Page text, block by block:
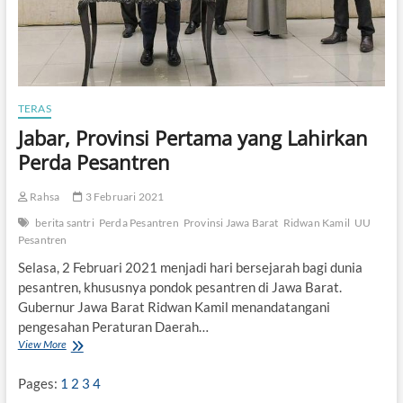
TERAS
Jabar, Provinsi Pertama yang Lahirkan
Perda Pesantren
Rahsa
3 Februari 2021
berita santri Perda Pesantren Provinsi Jawa Barat Ridwan Kamil UU
Pesantren
Selasa, 2 Februari 2021 menjadi hari bersejarah bagi dunia
pesantren, khususnya pondok pesantren di Jawa Barat.
Gubernur Jawa Barat Ridwan Kamil menandatangani
pengesahan Peraturan Daerah…
View MoreJ
a
Pages: 1 2 3 4